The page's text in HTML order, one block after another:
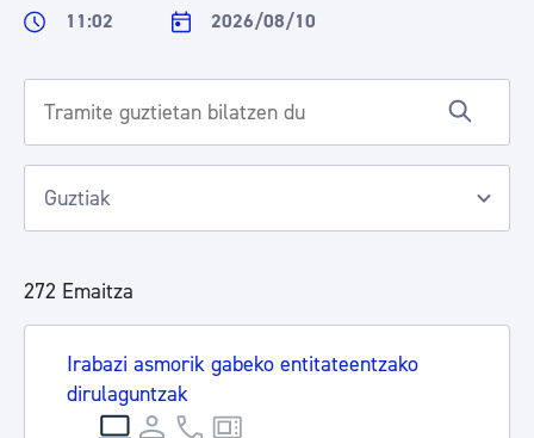
11:02 2026/08/10
272 Emaitza
Irabazi asmorik gabeko entitateentzako
dirulaguntzak